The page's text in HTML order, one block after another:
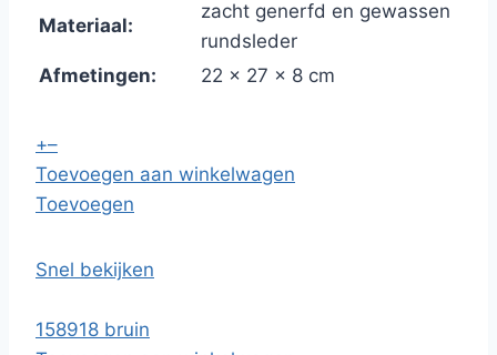
Materiaal:
zacht generfd en gewassen
rundsleder
Afmetingen:
22 x 27 x 8 cm
+–
Toevoegen aan winkelwagen
Toevoegen
Snel bekijken
158918 bruin